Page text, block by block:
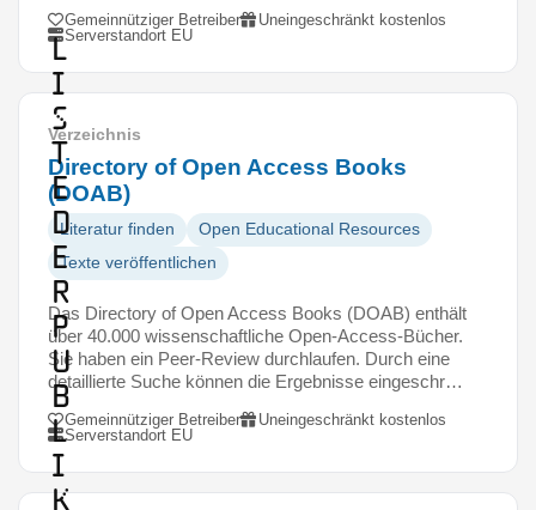
L
i
s
t
e
d
e
r
P
u
b
l
i
k
Gemeinnütziger Betreiber
Uneingeschränkt kostenlos
Serverstandort EU
Verzeichnis
Directory of Open Access Books
(DOAB)
Literatur finden
Open Educational Resources
Texte veröffentlichen
Das Directory of Open Access Books (DOAB) enthält
über 40.000 wissenschaftliche Open-Access-Bücher.
Sie haben ein Peer-Review durchlaufen. Durch eine
detaillierte Suche können die Ergebnisse eingeschr…
Gemeinnütziger Betreiber
Uneingeschränkt kostenlos
Serverstandort EU